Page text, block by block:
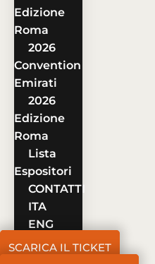
Edizione
Roma
2026
Convention
Emirati
2026
Edizione
Roma
Lista
Espositori
CONTATTI
ITA
ENG
SCARICA IL TICKET